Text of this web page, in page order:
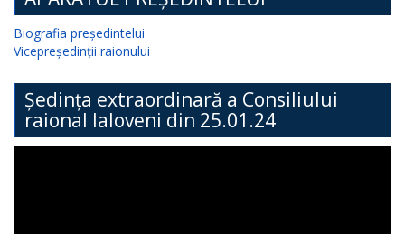
Biografia președintelui
Vicepreședinții raionului
Ședința extraordinară a Consiliului
raional Ialoveni din 25.01.24